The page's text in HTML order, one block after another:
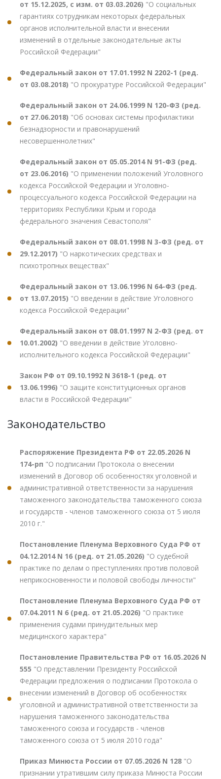
от 15.12.2025, с изм. от 03.03.2026) "О социальных
гарантиях сотрудникам некоторых федеральных
органов исполнительной власти и внесении
изменений в отдельные законодательные акты
Российской Федерации"
Федеральный закон от 17.01.1992 N 2202-1 (ред.
от 03.08.2018) "О прокуратуре Российской Федерации"
Федеральный закон от 24.06.1999 N 120-ФЗ (ред.
от 27.06.2018) "Об основах системы профилактики
безнадзорности и правонарушений
несовершеннолетних"
Федеральный закон от 05.05.2014 N 91-ФЗ (ред.
от 23.06.2016) "О применении положений Уголовного
кодекса Российской Федерации и Уголовно-
процессуального кодекса Российской Федерации на
территориях Республики Крым и города
федерального значения Севастополя"
Федеральный закон от 08.01.1998 N 3-ФЗ (ред. от
29.12.2017) "О наркотических средствах и
психотропных веществах"
Федеральный закон от 13.06.1996 N 64-ФЗ (ред.
от 13.07.2015) "О введении в действие Уголовного
кодекса Российской Федерации"
Федеральный закон от 08.01.1997 N 2-ФЗ (ред. от
10.01.2002) "О введении в действие Уголовно-
исполнительного кодекса Российской Федерации"
Закон РФ от 09.10.1992 N 3618-1 (ред. от
13.06.1996) "О защите конституционных органов
власти в Российской Федерации"
Законодательство
Распоряжение Президента РФ от 22.05.2026 N
174-рп "О подписании Протокола о внесении
изменений в Договор об особенностях уголовной и
административной ответственности за нарушения
таможенного законодательства таможенного союза
и государств - членов таможенного союза от 5 июля
2010 г."
Постановление Пленума Верховного Суда РФ от
04.12.2014 N 16 (ред. от 21.05.2026) "О судебной
практике по делам о преступлениях против половой
неприкосновенности и половой свободы личности"
Постановление Пленума Верховного Суда РФ от
07.04.2011 N 6 (ред. от 21.05.2026) "О практике
применения судами принудительных мер
медицинского характера"
Постановление Правительства РФ от 16.05.2026 N
555 "О представлении Президенту Российской
Федерации предложения о подписании Протокола о
внесении изменений в Договор об особенностях
уголовной и административной ответственности за
нарушения таможенного законодательства
таможенного союза и государств - членов
таможенного союза от 5 июля 2010 года"
Приказ Минюста России от 07.05.2026 N 128 "О
признании утратившим силу приказа Минюста России